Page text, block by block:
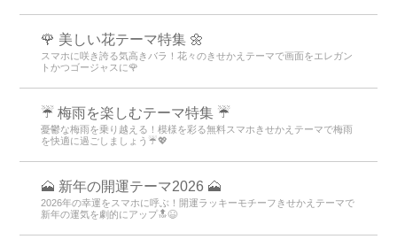
🌹 美しい花テーマ特集 🌼
スマホに咲き誇る気高きバラ！花々のきせかえテーマで画面をエレガン
トかつゴージャスに🌹
☔ 梅雨を楽しむテーマ特集 ☔
憂鬱な梅雨を乗り越える！模様を彩る無料スマホきせかえテーマで梅雨
を快適に過ごしましょう☔💖
🗻 新年の開運テーマ2026 🗻
2026年の幸運をスマホに呼ぶ！開運ラッキーモチーフきせかえテーマで
新年の運気を劇的にアップ🔝😆